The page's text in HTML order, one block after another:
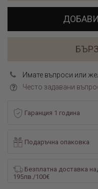
Имате въпроси или
Често задавани
Гаранция 1 година
Подаръчна опаковка
Безплатна доставка
195лв./100€